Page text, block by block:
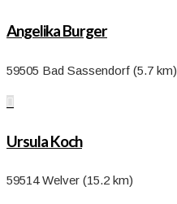
Angelika Burger
59505 Bad Sassendorf (5.7 km)

Ursula Koch
59514 Welver (15.2 km)